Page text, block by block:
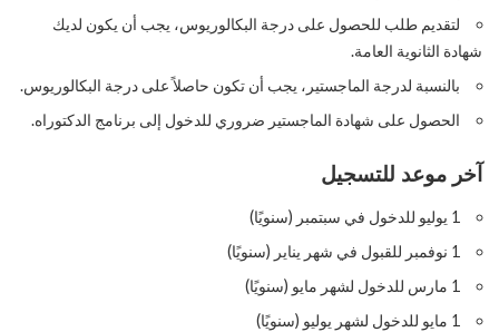
لتقديم طلب للحصول على درجة البكالوريوس، يجب أن يكون لديك
شهادة الثانوية العامة.
بالنسبة لدرجة الماجستير، يجب أن تكون حاصلاً على درجة البكالوريوس.
الحصول على شهادة الماجستير ضروري للدخول إلى برنامج الدكتوراه.
آخر موعد للتسجيل
1 يوليو للدخول في سبتمبر (سنويًا)
1 نوفمبر للقبول في شهر يناير (سنويًا)
1 مارس للدخول لشهر مايو (سنويًا)
1 مايو للدخول لشهر يوليو (سنويًا)